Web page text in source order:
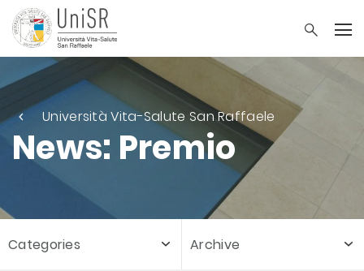
Università Vita-Salute San Raffaele
News: Premio
Categories Archive